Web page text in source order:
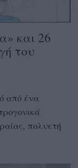
και 26
του
από ένα
πολυετή